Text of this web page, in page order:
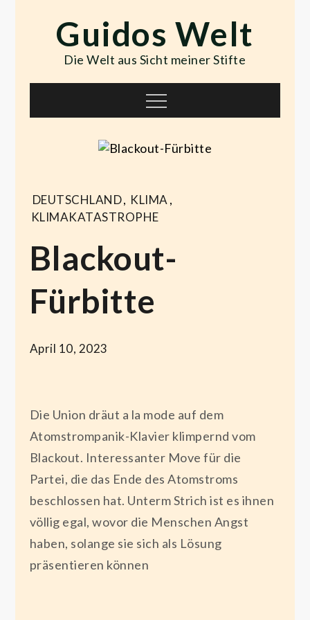
contentGuidos Welt
Die Welt aus Sicht meiner Stifte
Menu
DEUTSCHLAND, KLIMA,
KLIMAKATASTROPHE
Blackout-
Fürbitte
April 10, 2023
Die Union dräut a la mode auf dem
Atomstrompanik-Klavier klimpernd vom
Blackout. Interessanter Move für die
Partei, die das Ende des Atomstroms
beschlossen hat. Unterm Strich ist es ihnen
völlig egal, wovor die Menschen Angst
haben, solange sie sich als Lösung
präsentieren können